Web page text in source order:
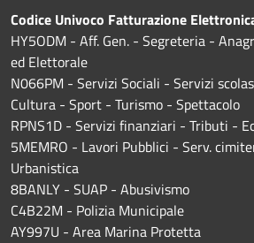
Codice Univoco Fatturazione
HY5ODM - Aff. Gen. - Segreteria -
ed Elettorale
N066PM - Servizi Sociali - Servizi
Cultura - Sport - Turismo - Spettacolo
RPNS1D - Servizi finanziari - Tributi -
5MEMRO - Lavori Pubblici - Serv.
Urbanistica
8BANLY - SUAP - Abusivismo
C4B22M - Polizia Municipale
AY997U - Area Marina Protetta